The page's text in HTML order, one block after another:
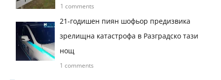
1 comments
21-годишен пиян шофьор предизвика
зрелищна катастрофа в Разградско тази
нощ
1 comments